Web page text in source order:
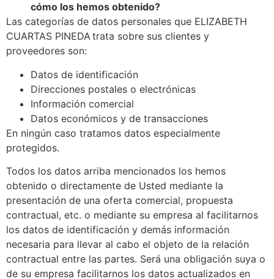
cómo los hemos obtenido?
Las categorías de datos personales que ELIZABETH
CUARTAS PINEDA trata sobre sus clientes y
proveedores son:
Datos de identificación
Direcciones postales o electrónicas
Información comercial
Datos económicos y de transacciones
En ningún caso tratamos datos especialmente
protegidos.
Todos los datos arriba mencionados los hemos
obtenido o directamente de Usted mediante la
presentación de una oferta comercial, propuesta
contractual, etc. o mediante su empresa al facilitarnos
los datos de identificación y demás información
necesaria para llevar al cabo el objeto de la relación
contractual entre las partes. Será una obligación suya o
de su empresa facilitarnos los datos actualizados en